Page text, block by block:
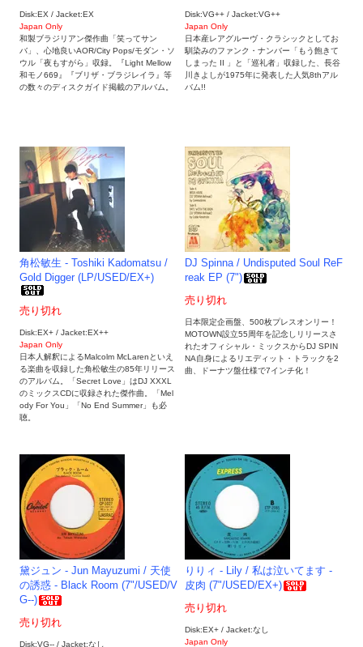
Disk:EX / Jacket:EX
Japan Only
和製ブラジリアン傑作曲「笑ってサン
バ」、心地良いAOR/City Pops/モダン・ソ
ウル「夜もすがら」収録。『Light Mellow
和モノ669』『ブリザ・ブラジレイラ』等
の数々のディスクガイド掲載のアルバム。
Disk:VG++ / Jacket:VG++
Japan Only
日本産レアグルーヴ・クラシックとしてお
馴染みのファンク・ナンバー「もう飽きて
しまった II 」と「巡礼者」収録した、長谷
川きよしが1975年に発表した人気8thアル
バム!!
角松敏生 - Toshiki Kadomatsu /
Gold Digger (LP/USED/EX+)
売り切れ
Disk:EX+ / Jacket:EX++
Japan Only
日本人解釈によるMalcolm McLarenといえ
る楽曲を収録した角松敏生の85年リリース
のアルバム。「Secret Love」はDJ XXXL
のミックスCDに収録された傑作曲。「Mel
ody For You」「No End Summer」も必
聴。
DJ Spinna / Undisputed Soul ReF
reak EP (7")
売り切れ
日本限定企画盤、500枚プレスオンリー！
MOTOWN設立55周年を記念しリリースさ
れたオフィシャル・ミックスからDJ SPIN
NA自身によるリエディット・トラックを2
曲、ドーナツ盤仕様で7インチ化！
黛ジュン - Jun Mayuzumi / 天使
の誘惑 - Black Room (7"/USED/V
G--)
売り切れ
Disk:VG-- / Jacket:なし
りりィ - Lily / 私は泣いてます -
皮肉 (7"/USED/EX+)
売り切れ
Disk:EX+ / Jacket:なし
Japan Only